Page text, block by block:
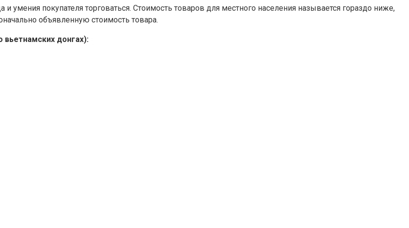
умения покупателя торговаться. Стоимость товаров для местного населения называется гораздо ниже,
объявленную стоимость товара.
вьетнамских донгах):